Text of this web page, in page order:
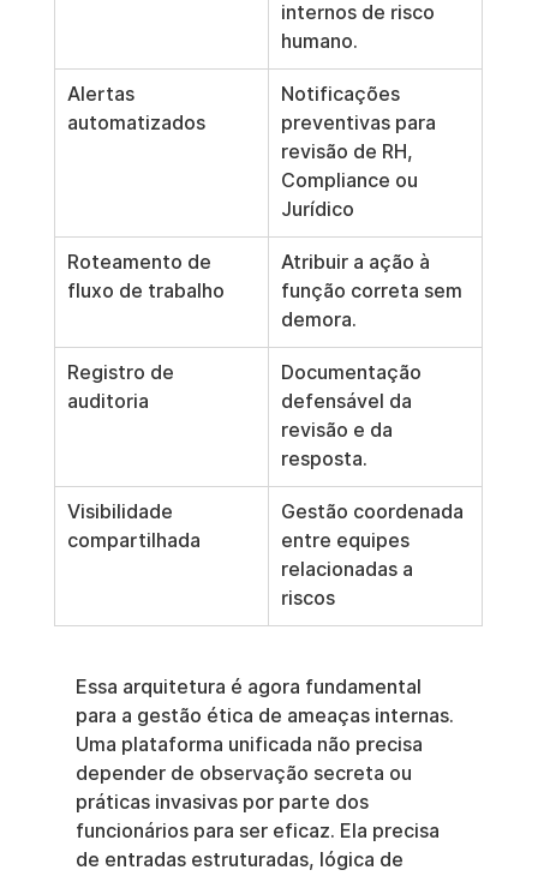
internos de risco
humano.
Alertas
automatizados
Notificações
preventivas para
revisão de RH,
Compliance ou
Jurídico
Roteamento de
fluxo de trabalho
Atribuir a ação à
função correta sem
demora.
Registro de
auditoria
Documentação
defensável da
revisão e da
resposta.
Visibilidade
compartilhada
Gestão coordenada
entre equipes
relacionadas a
riscos
Essa arquitetura é agora fundamental
para a gestão ética de ameaças internas.
Uma plataforma unificada não precisa
depender de observação secreta ou
práticas invasivas por parte dos
funcionários para ser eficaz. Ela precisa
de entradas estruturadas, lógica de